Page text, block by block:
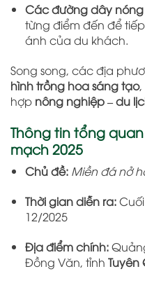
Các đường dây
từng điểm đến để
ánh của du khách.
Song song, các địa
hình trồng hoa sáng tạo
hợp nông nghiệp – du
Thông tin tổng
mạch 2025
Chủ đề: Miền đá nở
Thời gian diễn ra:Cuối
12/2025
Địa điểm chính:
Đồng Văn, tỉnh Tuyên